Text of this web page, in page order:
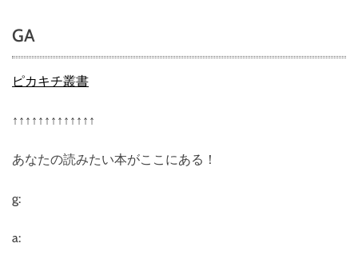
ン
GA
ピカキチ叢書
↑↑↑↑↑↑↑↑↑↑↑↑↑
あなたの読みたい本がここにある！
g:
a: